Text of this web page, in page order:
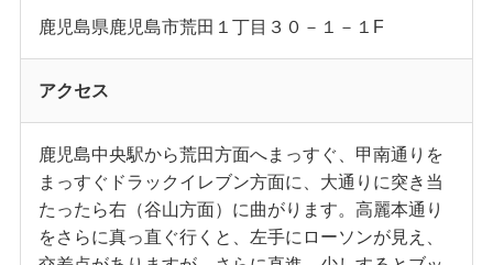
鹿児島県鹿児島市荒田１丁目３０－１－１F
アクセス
鹿児島中央駅から荒田方面へまっすぐ、甲南通りを
まっすぐドラックイレブン方面に、大通りに突き当
たったら右（谷山方面）に曲がります。高麗本通り
をさらに真っ直ぐ行くと、左手にローソンが見え、